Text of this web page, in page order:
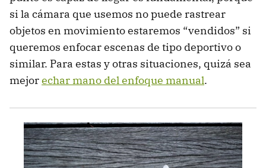
si la cámara que usemos no puede rastrear
objetos en movimiento estaremos “vendidos” si
queremos enfocar escenas de tipo deportivo o
similar. Para estas y otras situaciones, quizá sea
mejorechar mano del enfoque manual.